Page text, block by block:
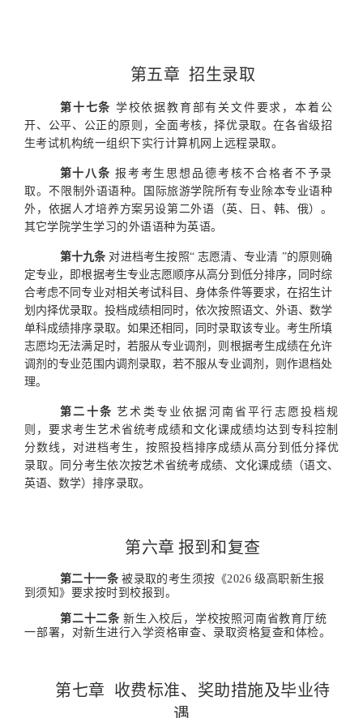
第五章 招生录取
第十七条 学校依据教育部有关文件要求，本着公
开、公平、公正的原则，全面考核，择优录取。在各省级招
生考试机构统一组织下实行计算机网上远程录取。
第十八条 报考考生思想品德考核不合格者不予录
取。不 限制外语语种。国际旅游学院所有专业除本专业语种
外，依据 人才培养方案另设第二外语（英、 日、韩、 俄）。
其它学院学生学习的外语语种为英语。
第十九条 对进档考生按照“ 志愿清、专业清 ”的原则确
定专业，即根据考生专业志愿顺序从高分到低分排序，同时综
合考虑不同专业对相关考试科目、身体条件等要求，在招生计
划内择优录取。投档成绩相同时，依次按照语文、外语、数学
单科成绩排序录取。如果还相同，同时录取该专业。考生所填
志愿均无法满足时，若服从专业调剂，则根据考生成绩在允许
调剂的专业范围内调剂录取，若不服从专业调剂，则作退档处
理。
第二十条 艺术类专业依据河南省平行志愿投档规
则，要求考生艺术省统考成绩和文化课成绩均达到专科控制
分数线， 对进档考生，按照投档排序成绩从高分到低分择优
录取。同分考生依次按艺术省统考成绩、文化课成绩（语文、
英语、数学） 排序录取。
第六章 报到和复查
第二十一条 被录取的考生须按《2026 级高职新生报
到须知》要求按时到校报到。
第二十二条 新生入校后，学校按照河南省教育厅统
一部署，对新生进行入学资格审查、录取资格复查和体检。
第七章
收费标准、奖助措施及毕业待
遇